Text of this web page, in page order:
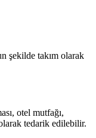
şekilde takım olarak
otel mutfağı,
tedarik edilebilir.